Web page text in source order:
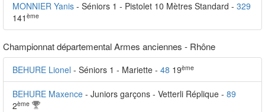
MONNIER Yanis - Séniors 1 - Pistolet 10 Mètres Standard - 329
141 ème
Championnat départemental Armes anciennes - Rhône
BEHURE Lionel - Séniors 1 - Mariette - 48 19ème
BEHURE Maxence - Juniors garçons - Vetterli Réplique - 89
2ème